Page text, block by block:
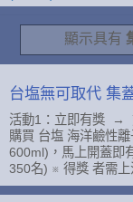
顯示具有
台塩無可取代 集
活動1：立即有獎 →
購買 台塩 海洋鹼性
600ml)，馬上開蓋即
350名) ※ 得獎 者需上